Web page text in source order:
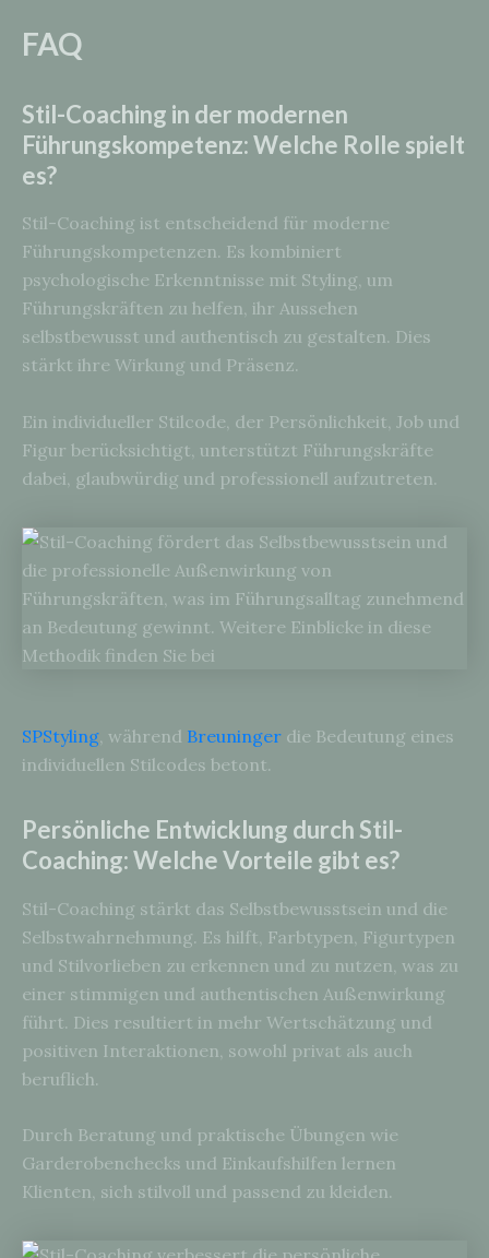
FAQ
Stil-Coaching in der modernen
Führungskompetenz: Welche Rolle spielt
es?
Stil-Coaching ist entscheidend für moderne
Führungskompetenzen. Es kombiniert
psychologische Erkenntnisse mit Styling, um
Führungskräften zu helfen, ihr Aussehen
selbstbewusst und authentisch zu gestalten. Dies
stärkt ihre Wirkung und Präsenz.
Ein individueller Stilcode, der Persönlichkeit, Job und
Figur berücksichtigt, unterstützt Führungskräfte
dabei, glaubwürdig und professionell aufzutreten.
SPStyling , während Breuninger die Bedeutung eines
individuellen Stilcodes betont.
Persönliche Entwicklung durch Stil-
Coaching: Welche Vorteile gibt es?
Stil-Coaching stärkt das Selbstbewusstsein und die
Selbstwahrnehmung. Es hilft, Farbtypen, Figurtypen
und Stilvorlieben zu erkennen und zu nutzen, was zu
einer stimmigen und authentischen Außenwirkung
führt. Dies resultiert in mehr Wertschätzung und
positiven Interaktionen, sowohl privat als auch
beruflich.
Durch Beratung und praktische Übungen wie
Garderobenchecks und Einkaufshilfen lernen
Klienten, sich stilvoll und passend zu kleiden.